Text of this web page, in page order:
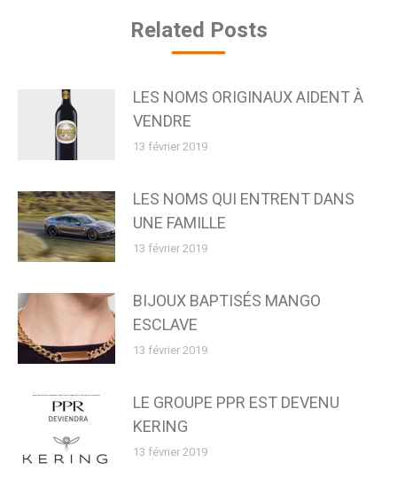
Related Posts
LES NOMS ORIGINAUX AIDENT À
VENDRE
13 février 2019
LES NOMS QUI ENTRENT DANS
UNE FAMILLE
13 février 2019
BIJOUX BAPTISÉS MANGO
ESCLAVE
13 février 2019
LE GROUPE PPR EST DEVENU
KERING
13 février 2019